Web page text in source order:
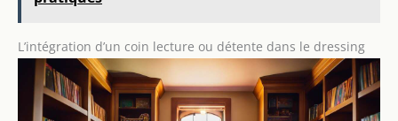
qu'une simple étagère murale, ces étagères sont parfaites
murale bébé ou une étagère de chambre d'enfant, alliant
utilité et design esthétique.
L’intégration d’un coin lecture ou détente dans le dressing